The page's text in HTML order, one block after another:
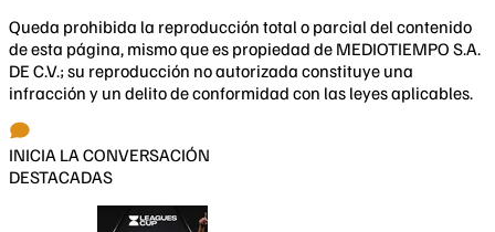
Queda prohibida la reproducción total o parcial del contenido
de esta página, mismo que es propiedad de MEDIOTIEMPO S.A.
DE C.V.; su reproducción no autorizada constituye una
infracción y un delito de conformidad con las leyes aplicables.
INICIA LA CONVERSACIÓN
DESTACADAS